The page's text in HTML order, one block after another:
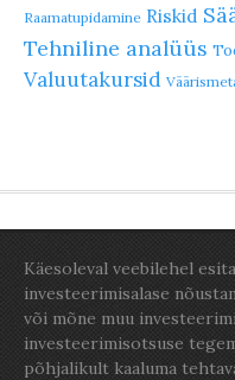
Raamatupidamine Riskid
Tehniline analüüs
Valuutakursid
Käesoleval veebilehel
investeerimisalase
või mõne muu
investeerimisotsuse
põhjalikult kaaluma